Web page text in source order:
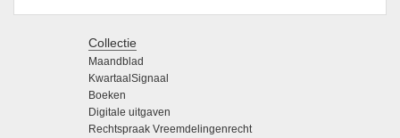
Collectie
Maandblad
KwartaalSignaal
Boeken
Digitale uitgaven
Rechtspraak Vreemdelingenrecht